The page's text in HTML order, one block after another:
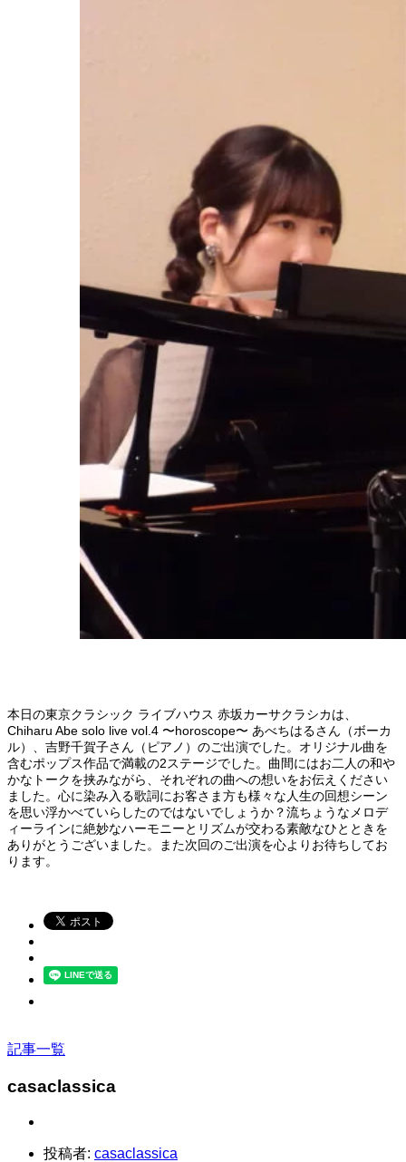
本日の東京クラシック ライブハウス 赤坂カーサクラシカは、
Chiharu Abe solo live vol.4 〜horoscope〜 あべちはるさん（ボーカ
ル）、吉野千賀子さん（ピアノ）のご出演でした。オリジナル曲を
含むポップス作品で満載の2ステージでした。曲間にはお二人の和や
かなトークを挟みながら、それぞれの曲への想いをお伝えください
ました。心に染み入る歌詞にお客さま方も様々な人生の回想シーン
を思い浮かべていらしたのではないでしょうか？流ちょうなメロデ
ィーラインに絶妙なハーモニーとリズムが交わる素敵なひとときを
ありがとうございました。また次回のご出演を心よりお待ちしてお
ります。
記事一覧
casaclassica
投稿者: casaclassica